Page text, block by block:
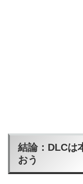
結論：DLCは
おう